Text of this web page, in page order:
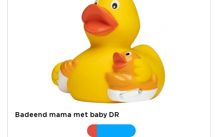
Badeend mama met baby DR